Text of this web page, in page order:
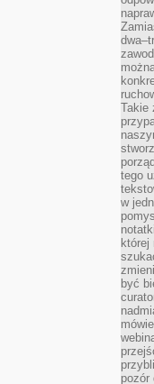
Takie
tego
w
której
być
pozór